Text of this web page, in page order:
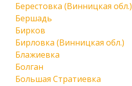
Берестовка (Винницкая обл.)
Бершадь
Бирков
Бирловка (Винницкая обл.)
Блажиевка
Болган
Большая Стратиевка